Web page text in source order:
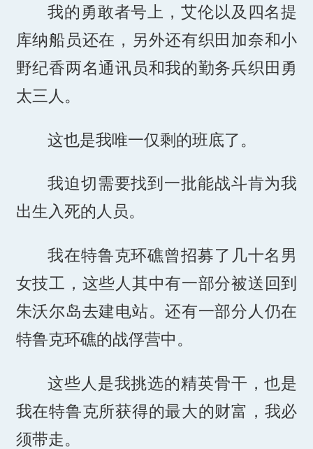
我的勇敢者号上，艾伦以及四名提
库纳船员还在，另外还有织田加奈和小
野纪香两名通讯员和我的勤务兵织田勇
太三人。
这也是我唯一仅剩的班底了。
我迫切需要找到一批能战斗肯为我
出生入死的人员。
我在特鲁克环礁曾招募了几十名男
女技工，这些人其中有一部分被送回到
朱沃尔岛去建电站。还有一部分人仍在
特鲁克环礁的战俘营中。
这些人是我挑选的精英骨干，也是
我在特鲁克所获得的最大的财富，我必
须带走。